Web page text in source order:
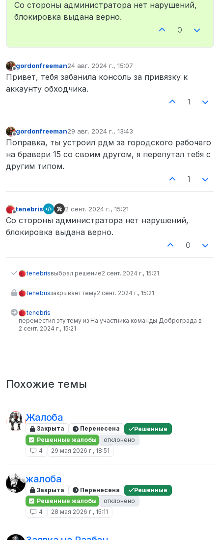
Со стороны администратора нет нарушений,
блокировка выдана верно.
0
gordonfreeman24 авг. 2024 г., 15:07
отредактировано
Привет, тебя забанила консоль за привязку к
аккаунту обходчика.
1
gordonfreeman29 авг. 2024 г., 13:43
отредактировано
Поправка, ты устроил рдм за городского рабочего
на бравери 15 со своим другом, я перепутал тебя с
другим типом.
1
tenebris 2 сент. 2024 г., 15:21
отредактировано
Со стороны администратора нет нарушений,
блокировка выдана верно.
0
tenebrisвыбрал решение2 сент. 2024 г., 15:21
tenebrisзакрывает тему2 сент. 2024 г., 15:21
tenebris
переместил эту тему из На участника команды Доброграда в
2 сент. 2024 г., 15:21
Похожие темы
Жалоба
Закрыта Перенесена
Решенные
Решенные жалобы
отклонено
4
29 мая 2026 г., 18:51
жалоба
Закрыта Перенесена
Решенные
Решенные жалобы
отклонено
4
28 мая 2026 г., 15:11